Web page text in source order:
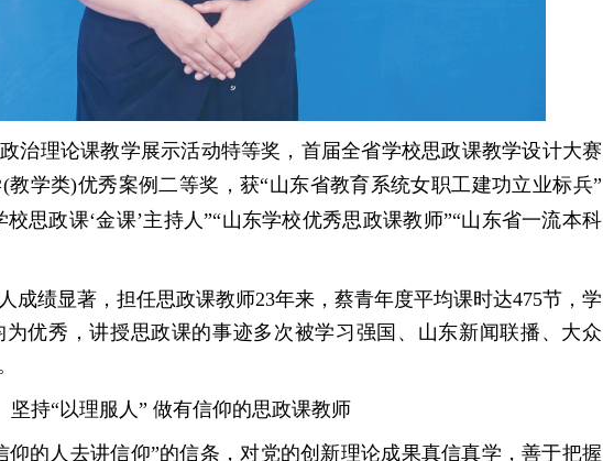
治理论课教学展示活动特等奖，首届全省学校思政课教学设计大赛
学类)优秀案例二等奖，获“山东省教育系统女职工建功立业标兵”
思政课‘金课’主持人”“山东学校优秀思政课教师”“山东省一流本科
成绩显著，担任思政课教师23年来，蔡青年度平均课时达475节，学
优秀，讲授思政课的事迹多次被学习强国、山东新闻联播、大众
坚持“以理服人” 做有信仰的思政课教师
仰的人去讲信仰”的信条，对党的创新理论成果真信真学，善于把握